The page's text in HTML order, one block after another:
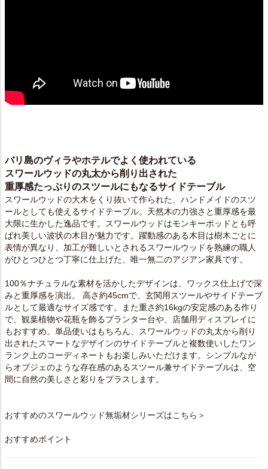
バリ島のヴィラやホテルでよく使われている
スワールウッドの丸太から削り出された
重厚感たっぷりのスツールにもなるサイドテーブル
スワールウッドの大木をくり抜いて作られた、ハンドメイドのスツ
ールとしても使えるサイドテーブル。天然木の力強さと重厚感を最
大限に生かした逸品です。スワールウッドはモンキーポッドとも呼
ばれ美しい波状の木目が魅力です。躍動感のある木目は樹木ごとに
表情が異なり、加工が難しいとされるスワールウッドを熟練の職人
がひとつひとつ丁寧に仕上げた、唯一無二のアジアン家具です。
100％ナチュラルな素材を活かしたデザインは、ワックス仕上げで深
みと重厚感を演出。 高さ約45cmで、玄関用スツールやサイドテーブ
ルとして最適なサイズ感です。また重さ約16kgの安定感のある作り
で、観葉植物や花瓶を飾るプランター台や、店舗用ディスプレイに
もおすすめ。単品使いはもちろん、スワールウッドの丸太から削り
出されたスマートなデザインのサイドテーブルと複数使いしたワン
ランク上のコーディネートもお楽しみいただけます。シンプルなが
らオブジェのような存在感のあるスツール兼サイドテーブルは、空
間に自然の美しさと彩りをプラスします。
おすすめのスワールウッド無垢材シリーズはこちら＞
おすすめポイント